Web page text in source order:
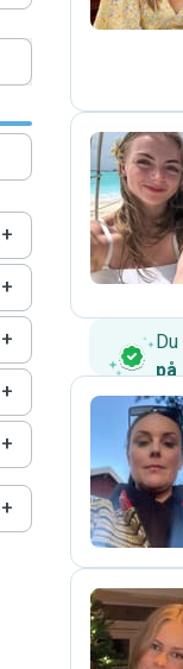
+
+
+
+
+
+
L
på
L